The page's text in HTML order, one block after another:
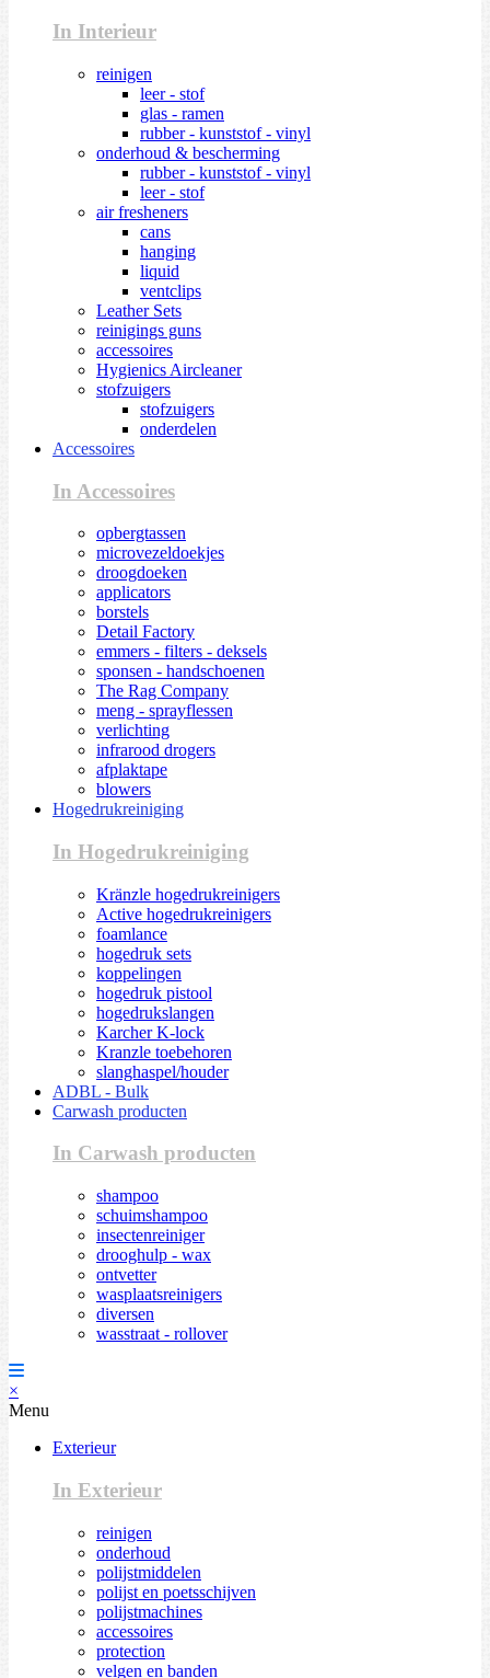
In Interieur
reinigen
leer - stof
glas - ramen
rubber - kunststof - vinyl
onderhoud & bescherming
rubber - kunststof - vinyl
leer - stof
air fresheners
cans
hanging
liquid
ventclips
Leather Sets
reinigings guns
accessoires
Hygienics Aircleaner
stofzuigers
stofzuigers
onderdelen
Accessoires
In Accessoires
opbergtassen
microvezeldoekjes
droogdoeken
applicators
borstels
Detail Factory
emmers - filters - deksels
sponsen - handschoenen
The Rag Company
meng - sprayflessen
verlichting
infrarood drogers
afplaktape
blowers
Hogedrukreiniging
In Hogedrukreiniging
Kränzle hogedrukreinigers
Active hogedrukreinigers
foamlance
hogedruk sets
koppelingen
hogedruk pistool
hogedrukslangen
Karcher K-lock
Kranzle toebehoren
slanghaspel/houder
ADBL - Bulk
Carwash producten
In Carwash producten
shampoo
schuimshampoo
insectenreiniger
drooghulp - wax
ontvetter
wasplaatsreinigers
diversen
wasstraat - rollover
×
Menu
Exterieur
In Exterieur
reinigen
onderhoud
polijstmiddelen
polijst en poetsschijven
polijstmachines
accessoires
protection
velgen en banden